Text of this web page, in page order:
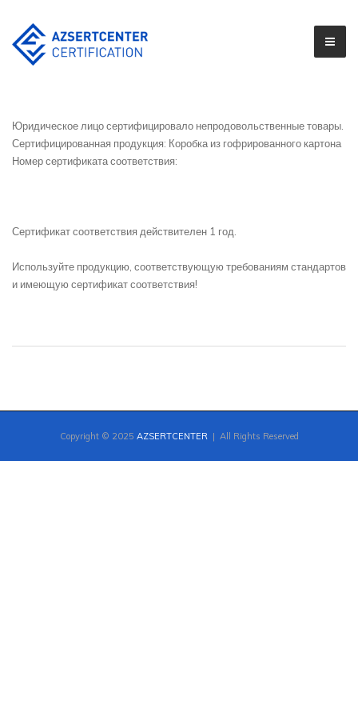
Юридическое лицо сертифицировало непродовольственные товары.
Сертифицированная продукция: Коробка из гофрированного картона
Номер сертификата соответствия:
Сертификат соответствия действителен 1 год.
Используйте продукцию, соответствующую требованиям стандартов
и имеющую сертификат соответствия!
Copyright © 2025 AZSERTCENTER | All Rights Reserved